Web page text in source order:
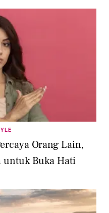
Orang Lain,
untuk Buka Hati